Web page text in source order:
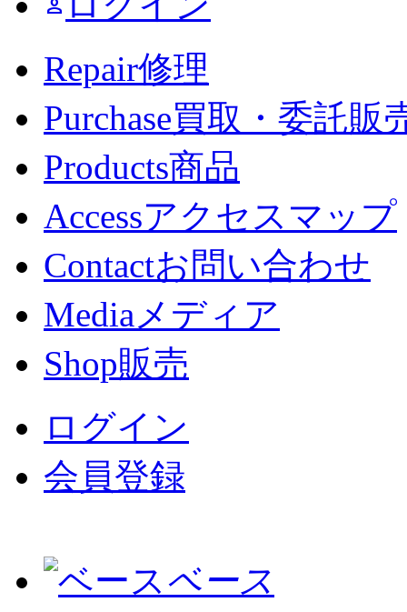
person
Repair修理
Purchase買取・委託販
Products商品
Accessアクセスマップ
Contactお問い合わせ
Mediaメディア
Shop販売
ログイン
会員登録
ベース